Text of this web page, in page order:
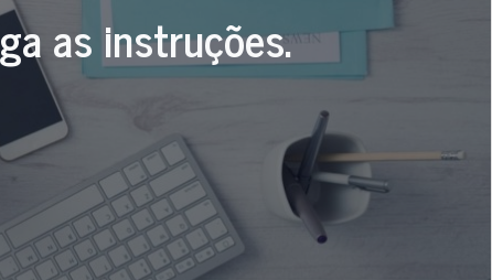
as instruções.